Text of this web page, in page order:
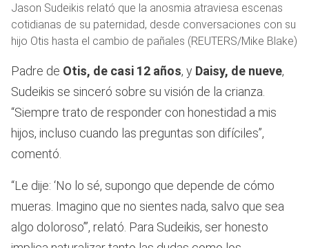
Jason Sudeikis relató que la anosmia atraviesa escenas
cotidianas de su paternidad, desde conversaciones con su
hijo Otis hasta el cambio de pañales (REUTERS/Mike Blake)
Padre de Otis, de casi 12 años, y Daisy, de nueve,
Sudeikis se sinceró sobre su visión de la crianza.
“Siempre trato de responder con honestidad a mis
hijos, incluso cuando las preguntas son difíciles”,
comentó.
“Le dije: ‘No lo sé, supongo que depende de cómo
mueras. Imagino que no sientes nada, salvo que sea
algo doloroso’”, relató. Para Sudeikis, ser honesto